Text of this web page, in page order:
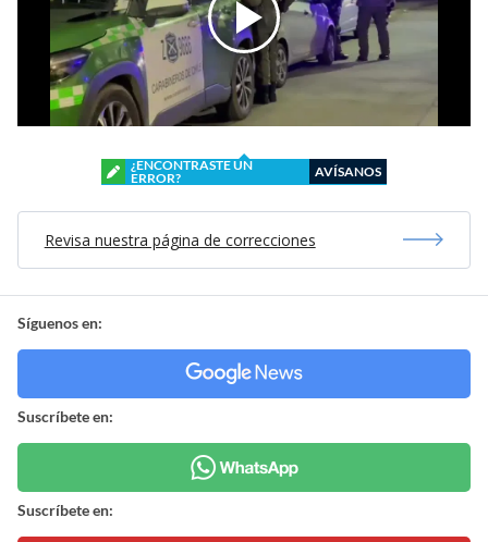
¿ENCONTRASTE UN
ERROR?
AVÍSANOS
Revisa nuestra página de correcciones
Síguenos en:
Suscríbete en:
Suscríbete en: